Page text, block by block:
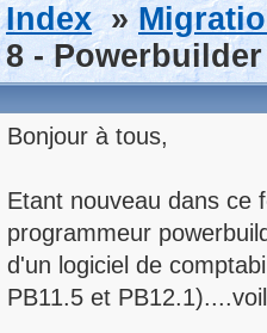
Index »
8 -
Bonjour à tous,
Etant nouveau dans ce
programmeur
d'un logiciel de
PB11.5 et